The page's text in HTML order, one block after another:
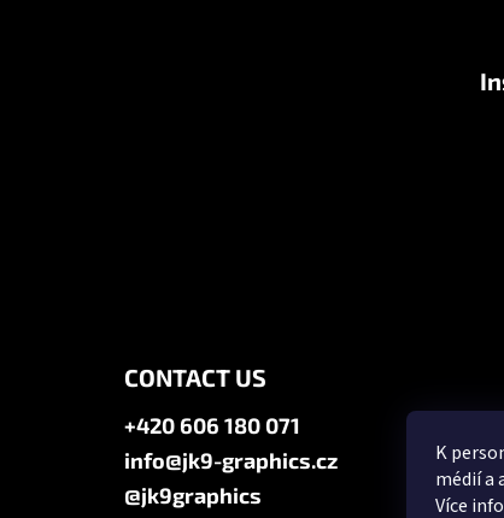
K
médií a
Více
CONTACT US
+420 606 180 071
info@jk9-graphics.cz
@jk9graphics